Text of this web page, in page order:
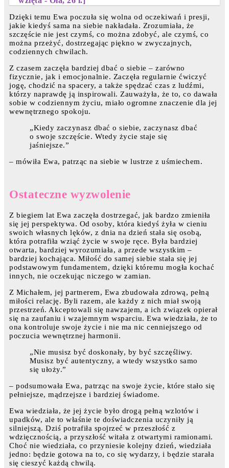
Dzięki temu Ewa poczuła się wolna od oczekiwań i presji,
jakie kiedyś sama na siebie nakładała. Zrozumiała, że
szczęście nie jest czymś, co można zdobyć, ale czymś, co
można przeżyć, dostrzegając piękno w zwyczajnych,
codziennych chwilach.
Z czasem zaczęła bardziej dbać o siebie – zarówno
fizycznie, jak i emocjonalnie. Zaczęła regularnie ćwiczyć
jogę, chodzić na spacery, a także spędzać czas z ludźmi,
którzy naprawdę ją inspirowali. Zauważyła, że to, co dawała
sobie w codziennym życiu, miało ogromne znaczenie dla jej
wewnętrznego spokoju.
„Kiedy zaczynasz dbać o siebie, zaczynasz dbać
o swoje szczęście. Wtedy życie staje się
jaśniejsze.”
– mówiła Ewa, patrząc na siebie w lustrze z uśmiechem.
Ostateczne wyzwolenie
Z biegiem lat Ewa zaczęła dostrzegać, jak bardzo zmieniła
się jej perspektywa. Od osoby, która kiedyś żyła w cieniu
swoich własnych lęków, z dnia na dzień stała się osobą,
która potrafiła wziąć życie w swoje ręce. Była bardziej
otwarta, bardziej wyrozumiała, a przede wszystkim –
bardziej kochająca. Miłość do samej siebie stała się jej
podstawowym fundamentem, dzięki któremu mogła kochać
innych, nie oczekując niczego w zamian.
Z Michałem, jej partnerem, Ewa zbudowała zdrową, pełną
miłości relację. Byli razem, ale każdy z nich miał swoją
przestrzeń. Akceptowali się nawzajem, a ich związek opierał
się na zaufaniu i wzajemnym wsparciu. Ewa wiedziała, że to
ona kontroluje swoje życie i nie ma nic cenniejszego od
poczucia wewnętrznej harmonii.
„Nie musisz być doskonały, by być szczęśliwy.
Musisz być autentyczny, a wtedy wszystko samo
się ułoży.”
– podsumowała Ewa, patrząc na swoje życie, które stało się
pełniejsze, mądrzejsze i bardziej świadome.
Ewa wiedziała, że jej życie było drogą pełną wzlotów i
upadków, ale to właśnie te doświadczenia uczyniły ją
silniejszą. Dziś potrafiła spojrzeć w przeszłość z
wdzięcznością, a przyszłość witała z otwartymi ramionami.
Choć nie wiedziała, co przyniesie kolejny dzień, wiedziała
jedno: będzie gotowa na to, co się wydarzy, i będzie starała
się cieszyć każdą chwilą.